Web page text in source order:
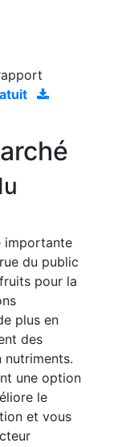
importante
du public
pour la
plus en
des
nutriments.
une option
le
et vous